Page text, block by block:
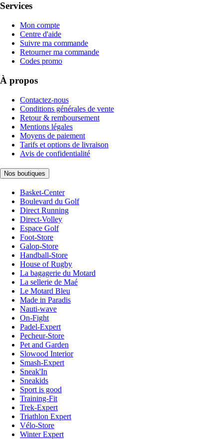
Services
Mon compte
Centre d'aide
Suivre ma commande
Retourner ma commande
Codes promo
À propos
Contactez-nous
Conditions générales de vente
Retour & remboursement
Mentions légales
Moyens de paiement
Tarifs et options de livraison
Avis de confidentialité
Nos boutiques
Basket-Center
Boulevard du Golf
Direct Running
Direct-Volley
Espace Golf
Foot-Store
Galop-Store
Handball-Store
House of Rugby
La bagagerie du Motard
La sellerie de Maé
Le Motard Bleu
Made in Paradis
Nauti-wave
On-Fight
Padel-Expert
Pecheur-Store
Pet and Garden
Slowood Interior
Smash-Expert
Sneak'In
Sneakids
Sport is good
Training-Fit
Trek-Expert
Triathlon Expert
Vélo-Store
Winter Expert